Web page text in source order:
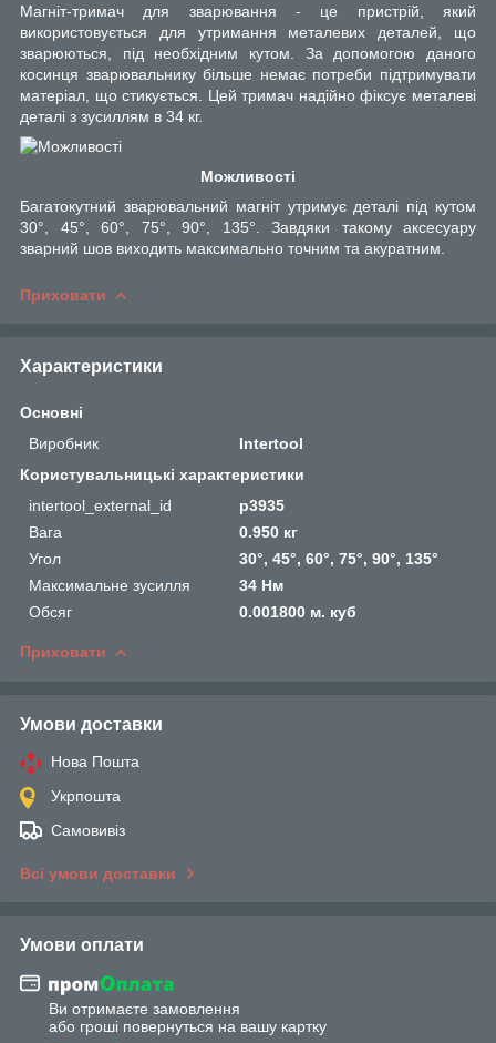
Магніт-тримач для зварювання - це пристрій, який
використовується для утримання металевих деталей, що
зварюються, під необхідним кутом. За допомогою даного
косинця зварювальнику більше немає потреби підтримувати
матеріал, що стикується. Цей тримач надійно фіксує металеві
деталі з зусиллям в 34 кг.
Можливості
Багатокутний зварювальний магніт утримує деталі під кутом
30°, 45°, 60°, 75°, 90°, 135°. Завдяки такому аксесуару
зварний шов виходить максимально точним та акуратним.
Приховати
Характеристики
Основні
Виробник
Intertool
Користувальницькі характеристики
intertool_external_id
p3935
Вага
0.950 кг
Угол
30°, 45°, 60°, 75°, 90°, 135°
Максимальне зусилля
34 Нм
Обсяг
0.001800 м. куб
Приховати
Умови доставки
Нова Пошта
Укрпошта
Самовивіз
Всі умови доставки
Умови оплати
Ви отримаєте замовлення
або гроші повернуться на вашу картку